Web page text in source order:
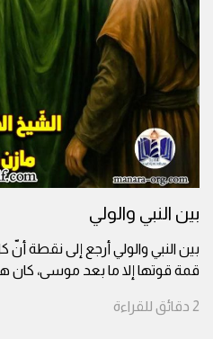
بين النبي والولي
بين النبي والولي أرجع إلى نقطة
قمة قوتها إلا ما بعد موسى، كان
2 دقائق للقراءة